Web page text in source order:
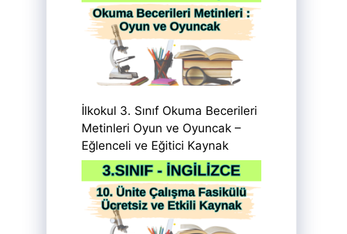
İlkokul 3. Sınıf Okuma Becerileri
Metinleri Oyun ve Oyuncak –
Eğlenceli ve Eğitici Kaynak